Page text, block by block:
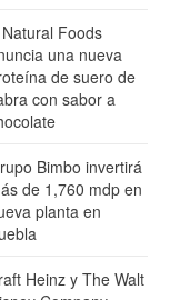
Foods
una nueva
de suero de
con sabor a
Bimbo invertirá
de 1,760 mdp en
planta en
Heinz y The Walt